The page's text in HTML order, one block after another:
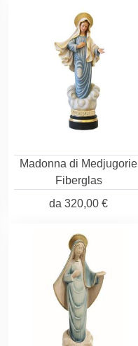
Madonna di Medjugorie
Fiberglas
da 320,00 €